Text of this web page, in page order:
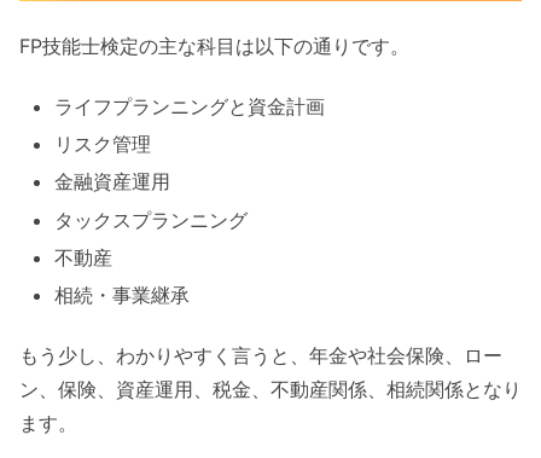
FP技能士検定の主な科目は以下の通りです。
ライフプランニングと資金計画
リスク管理
金融資産運用
タックスプランニング
不動産
相続・事業継承
もう少し、わかりやすく言うと、年金や社会保険、ロー
ン、保険、資産運用、税金、不動産関係、相続関係となり
ます。